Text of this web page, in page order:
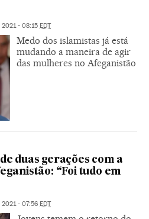
2021 - 08:15 EDT
Medo dos islamistas já está
mudando a maneira de agir
das mulheres no Afeganistão
duas gerações com a
“Foi tudo em
2021 - 07:56 EDT